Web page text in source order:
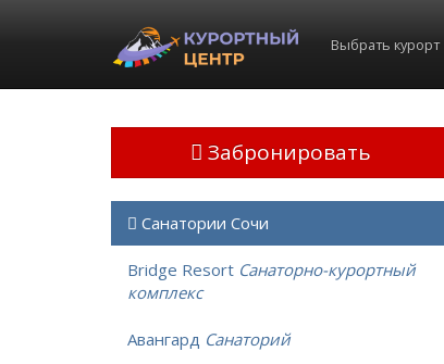
Выбрать курорт
Забронировать
Санатории Сочи
Bridge Resort Санаторно-курортный
комплекс
Авангард Санаторий